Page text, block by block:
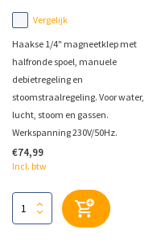
Vergelijk
Haakse 1/4" magneetklep met
halfronde spoel, manuele
debietregeling en
stoomstraalregeling. Voor water,
lucht, stoom en gassen.
Werkspanning 230V/50Hz.
€74,99
Incl. btw